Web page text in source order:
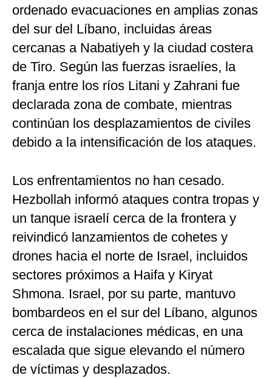
ordenado evacuaciones en amplias zonas
del sur del Líbano, incluidas áreas
cercanas a Nabatiyeh y la ciudad costera
de Tiro. Según las fuerzas israelíes, la
franja entre los ríos Litani y Zahrani fue
declarada zona de combate, mientras
continúan los desplazamientos de civiles
debido a la intensificación de los ataques.
Los enfrentamientos no han cesado.
Hezbollah informó ataques contra tropas y
un tanque israelí cerca de la frontera y
reivindicó lanzamientos de cohetes y
drones hacia el norte de Israel, incluidos
sectores próximos a Haifa y Kiryat
Shmona. Israel, por su parte, mantuvo
bombardeos en el sur del Líbano, algunos
cerca de instalaciones médicas, en una
escalada que sigue elevando el número
de víctimas y desplazados.